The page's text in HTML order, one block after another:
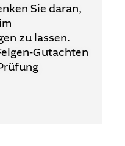
Sie daran,
zu lassen.
Gutachten